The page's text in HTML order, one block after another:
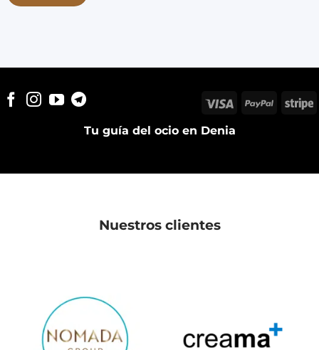
Tu guía del ocio en Denia
Visa PayPal
Nuestros clientes